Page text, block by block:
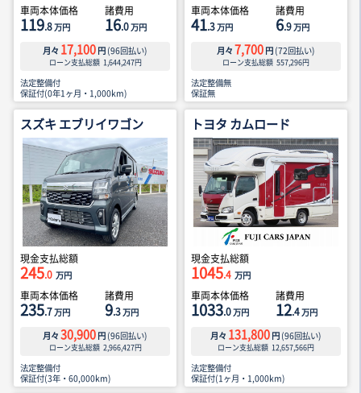
車両本体価格
119.8万円
諸費用
16.0万円
月々 17,100 円 (96回払い)
ローン支払総額 1,644,247円
法定整備付
保証付(0年1ヶ月・1,000km)
車両本体価格
41.3万円
諸費用
6.9万円
月々 7,700 円 (72回払い)
ローン支払総額 557,296円
法定整備無
保証無
スズキ エブリイワゴン
現金支払総額
245.0 万円
車両本体価格
235.7万円
諸費用
9.3万円
月々 30,900 円 (96回払い)
ローン支払総額 2,966,427円
法定整備付
保証付(3年・60,000km)
トヨタ カムロード
現金支払総額
1045.4 万円
車両本体価格
1033.0万円
諸費用
12.4万円
月々 131,800 円 (96回払い)
ローン支払総額 12,657,566円
法定整備付
保証付(1ヶ月・1,000km)